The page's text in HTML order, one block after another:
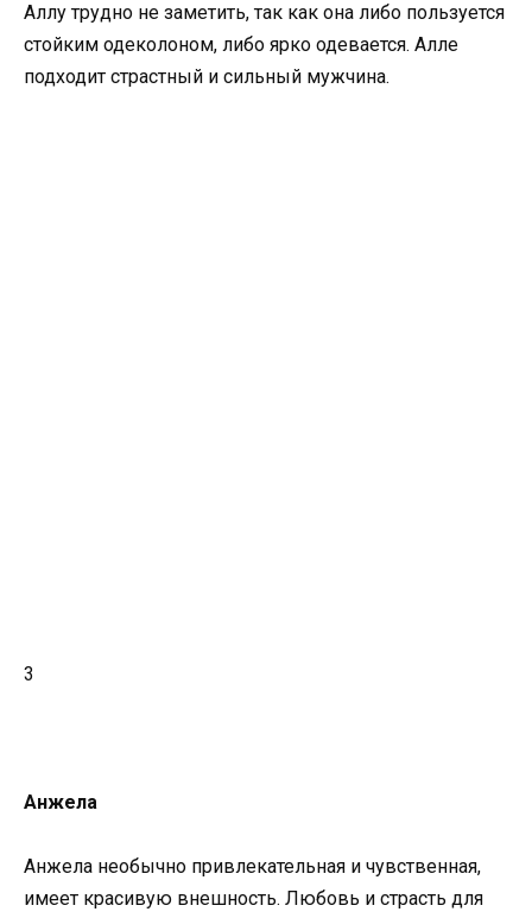
Аллу трудно не заметить, так как она либо пользуется
стойким одеколоном, либо ярко одевается. Алле
подходит страстный и сильный мужчина.
3
Анжела
Анжела необычно привлекательная и чувственная,
имеет красивую внешность. Любовь и страсть для